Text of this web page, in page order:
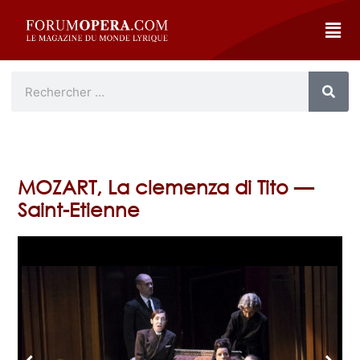
MOZART, La clemenza di Tito —
Saint-Etienne